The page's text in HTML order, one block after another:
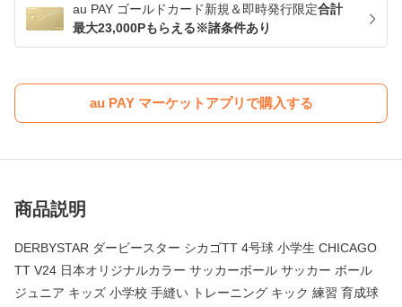
au PAY ゴールドカード新規＆即時発行限定合計
最大23,000Pもらえる※諸条件あり
au PAY マーケットアプリで購入する
商品説明
DERBYSTAR ダービースター シカゴTT 4号球 小学生 CHICAGO
TT V24 日本オリジナルカラー サッカーボール サッカー ボール
ジュニア キッズ 小学校 手縫い トレーニング キック 練習 育成球